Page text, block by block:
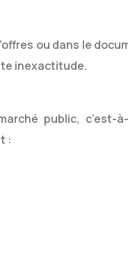
ou dans le
inexactitude.
public, c’est-
: